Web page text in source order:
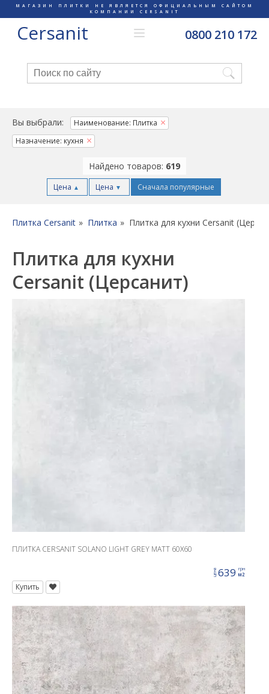
МАГАЗИН ПЛИТКИ НЕ ЯВЛЯЕТСЯ ОФИЦИАЛЬНЫМ САЙТОМ
КОМПАНИИ CERSANIT
Cersanit 0800 210 172
Вы выбрали:
Наименование: Плитка
Назначение: кухня
Найдено товаров: 619
Цена ▲ Цена ▼ Сначала популярные
Плитка Cersanit Плитка Плитка для кухни Cersanit
Плитка для кухни
Cersanit (Церсанит)
ПЛИТКА CERSANIT SOLANO LIGHT GREY MATT 60X60
цена 639 грн
м2
Купить